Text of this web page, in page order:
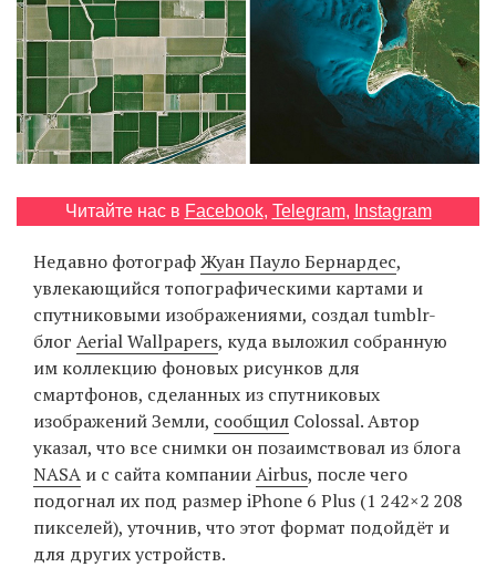
EN
UA
Читайте нас в Facebook, Telegram, Instagram
Недавно фотографЖуан Пауло Бернардес,
увлекающийся топографическими картами и
спутниковыми изображениями, создал tumblr-
блог Aerial Wallpapers, куда выложил собранную
им коллекцию фоновых рисунков для
смартфонов, сделанных из спутниковых
изображений Земли, сообщил Colossal. Автор
указал, что все снимки он позаимствовал из блога
NASA и с сайта компанииAirbus, после чего
подогнал их под размер iPhone 6 Plus (1 242×2 208
пикселей), уточнив, что этот формат подойдёт и
для других устройств.